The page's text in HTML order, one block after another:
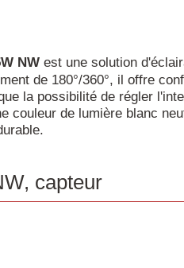
NW est une solution
de 180°/360°, il offre
la possibilité de régler
couleur de lumière blanc
capteur